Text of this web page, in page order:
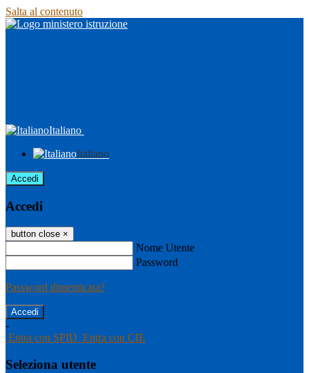
Salta al contenuto
Italiano
Italiano
Accedi
Accedi
button close ×
Nome Utente
Password
Password dimenticata?
-
Entra con SPID Entra con CIE
Seleziona utente